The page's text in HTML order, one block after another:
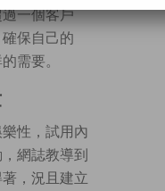
一個客戶
保自己的
需要。
性，試用內
網誌教導到
，況且建立